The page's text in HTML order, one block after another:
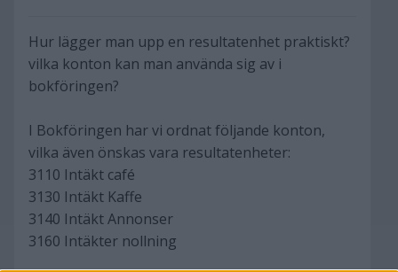
Hur lägger man upp en resultatenhet praktiskt?
vilka konton kan man använda sig av i
bokföringen?
I Bokföringen har vi ordnat följande konton,
vilka även önskas vara resultatenheter:
3110 Intäkt café
3130 Intäkt Kaffe
3140 Intäkt Annonser
3160 Intäkter nollning